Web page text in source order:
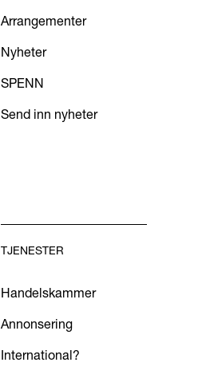
Arrangementer
Nyheter
SPENN
Send inn nyheter
TJENESTER
Handelskammer
Annonsering
International?